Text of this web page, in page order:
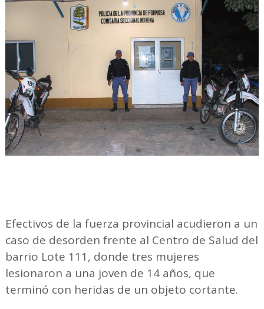
Efectivos de la fuerza provincial acudieron a un
caso de desorden frente al Centro de Salud del
barrio Lote 111, donde tres mujeres
lesionaron a una joven de 14 años, que
terminó con heridas de un objeto cortante.